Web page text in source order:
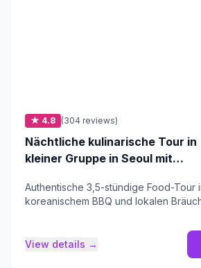
★ 4.8 (304 reviews)
Nächtliche kulinarische Tour in
kleiner Gruppe in Seoul mit
Authentische 3,5-stündige Food-Tour
koreanischem BBQ und lokalen
View details →